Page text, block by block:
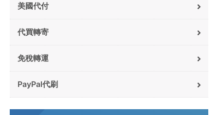
美國代付
代買轉寄
免稅轉運
PayPal代刷